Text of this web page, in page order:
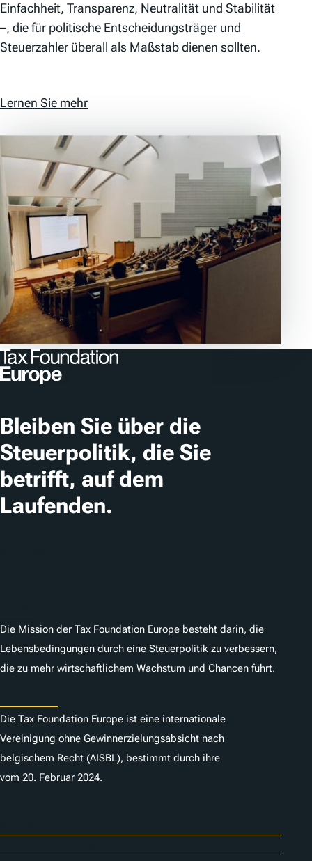
Einfachheit, Transparenz, Neutralität und Stabilität
–, die für politische Entscheidungsträger und
Steuerzahler überall als Maßstab dienen sollten.
Lernen Sie mehr
Bleiben Sie über die
Steuerpolitik, die Sie
betrifft, auf dem
Laufenden.
Die Mission der Tax Foundation Europe besteht darin, die
Lebensbedingungen durch eine Steuerpolitik zu verbessern,
die zu mehr wirtschaftlichem Wachstum und Chancen führt.
Die Tax Foundation Europe ist eine internationale
Vereinigung ohne Gewinnerzielungsabsicht nach
belgischem Recht (AISBL), bestimmt durch ihre
vom 20. Februar 2024.